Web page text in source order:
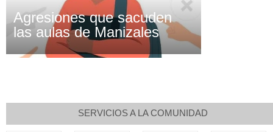
Agresiones que sacuden
las aulas de Manizales
SERVICIOS A LA COMUNIDAD